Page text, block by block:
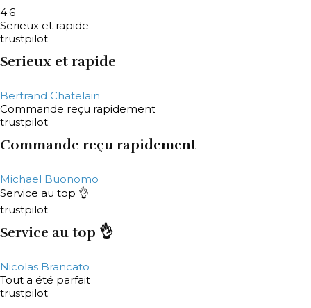
4.6
Serieux et rapide
trustpilot
Serieux et rapide
Bertrand Chatelain
Commande reçu rapidement
trustpilot
Commande reçu rapidement
Michael Buonomo
Service au top 👌
trustpilot
Service au top 👌
Nicolas Brancato
Tout a été parfait
trustpilot